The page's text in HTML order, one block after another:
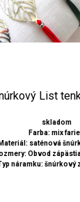
List
skladom
Farba: mix
Materiál: saténová
Obvod
náramku: šnúrkový